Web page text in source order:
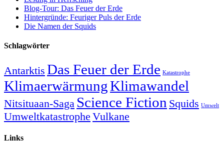
Blog-Tour: Das Feuer der Erde
Hintergründe: Feuriger Puls der Erde
Die Namen der Squids
Schlagwörter
Antarktis Das Feuer der Erde Katastrophe
KlimaerwärmungKlimawandel
Nitsituaan-Saga Science Fiction Squids Umwelt
Umweltkatastrophe Vulkane
Links